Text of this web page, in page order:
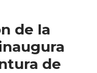
de la
de